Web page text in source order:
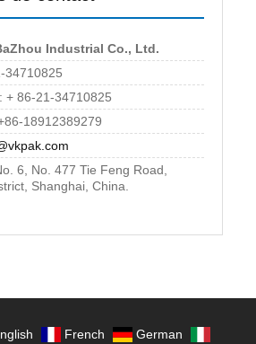
Industrial Co., Ltd.
34710825
+ 86-21-34710825
18912389279
6, No. 477 Tie Feng Road,
Shanghai, China.
French German